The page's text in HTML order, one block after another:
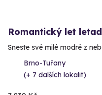
Romantický let
Sneste své milé modré z
Brno-Tuřany
(+ 7 dalších lokalit)